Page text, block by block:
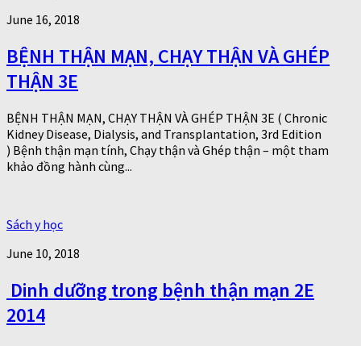
June 16, 2018
BỆNH THẬN MẠN, CHẠY THẬN VÀ GHÉP
THẬN 3E
BỆNH THẬN MẠN, CHẠY THẬN VÀ GHÉP THẬN 3E ( Chronic
Kidney Disease, Dialysis, and Transplantation, 3rd Edition
) Bệnh thận mạn tính, Chạy thận và Ghép thận – một tham
khảo đồng hành cùng...
Sách y học
June 10, 2018
Dinh dưỡng trong bệnh thận mạn 2E
2014